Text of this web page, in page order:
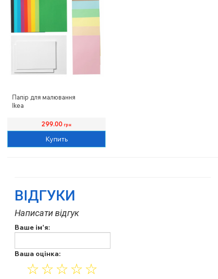
Папір для малювання
Ikea
299.00 грн
Купить
ВІДГУКИ
Написати відгук
Ваше ім'я:
Ваша оцінка:
☆
☆
☆
☆
☆